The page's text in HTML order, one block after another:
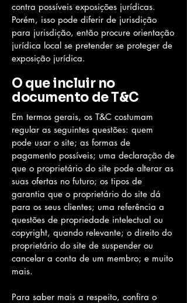
contra possíveis exposições jurídicas.
Porém, isso pode diferir de jurisdição
para jurisdição, então procure orientação
jurídica local se pretender se proteger de
exposição jurídica.
O que incluir no
documento de T&C
Em termos gerais, os T&C costumam
regular as seguintes questões: quem
pode usar o site; as formas de
pagamento possíveis; uma declaração de
que o proprietário do site pode alterar as
suas ofertas no futuro; os tipos de
garantia que o proprietário do site dá
para os seus clientes; uma referência a
questões de propriedade intelectual ou
copyright, quando relevante; o direito do
proprietário do site de suspender ou
cancelar a conta de um membro; e muito
mais.
Para saber mais a respeito, confira o